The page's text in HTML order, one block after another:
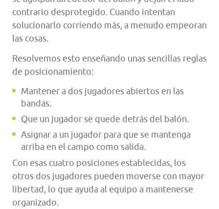
contrario desprotegido. Cuando intentan
solucionarlo corriendo más, a menudo empeoran
las cosas.
Resolvemos esto enseñando unas sencillas reglas
de posicionamiento:
Mantener a dos jugadores abiertos en las
bandas.
Que un jugador se quede detrás del balón.
Asignar a un jugador para que se mantenga
arriba en el campo como salida.
Con esas cuatro posiciones establecidas, los
otros dos jugadores pueden moverse con mayor
libertad, lo que ayuda al equipo a mantenerse
organizado.